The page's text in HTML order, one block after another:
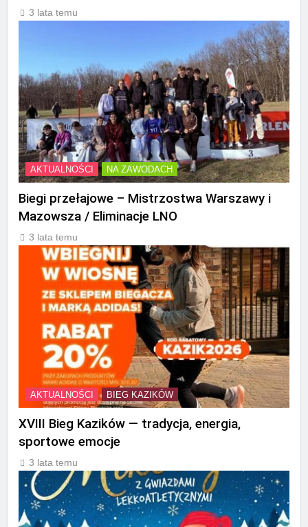
3 lata temu
AKTUALNOŚCI NA ZAWODACH
Biegi przełajowe – Mistrzostwa Warszawy i
Mazowsza / Eliminacje LNO
3 lata temu
AKTUALNOŚCI BIEG KAZIKÓW
XVIII Bieg Kazików — tradycja, energia,
sportowe emocje
3 lata temu